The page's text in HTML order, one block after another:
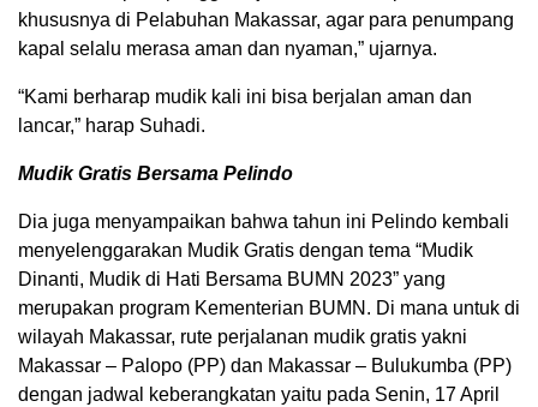
khususnya di Pelabuhan Makassar, agar para penumpang
kapal selalu merasa aman dan nyaman,” ujarnya.
“Kami berharap mudik kali ini bisa berjalan aman dan
lancar,” harap Suhadi.
Mudik Gratis Bersama Pelindo
Dia juga menyampaikan bahwa tahun ini Pelindo kembali
menyelenggarakan Mudik Gratis dengan tema “Mudik
Dinanti, Mudik di Hati Bersama BUMN 2023” yang
merupakan program Kementerian BUMN. Di mana untuk di
wilayah Makassar, rute perjalanan mudik gratis yakni
Makassar – Palopo (PP) dan Makassar – Bulukumba (PP)
dengan jadwal keberangkatan yaitu pada Senin, 17 April